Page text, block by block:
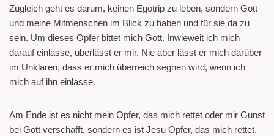
Zugleich geht es darum, keinen Egotrip zu leben, sondern Gott
und meine Mitmenschen im Blick zu haben und für sie da zu
sein. Um dieses Opfer bittet mich Gott. Inwieweit ich mich
darauf einlasse, überlässt er mir. Nie aber lässt er mich darüber
im Unklaren, dass er mich überreich segnen wird, wenn ich
mich auf ihn einlasse.
Am Ende ist es nicht mein Opfer, das mich rettet oder mir Gunst
bei Gott verschafft, sondern es ist Jesu Opfer, das mich rettet.